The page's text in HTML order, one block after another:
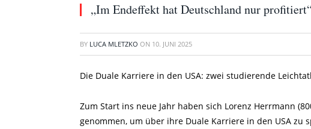
„Im Endeffekt hat Deutschland nur
BY LUCA MLETZKO ON 10. JUNI 2025
Die Duale Karriere in den USA: zwei studierende
Zum Start ins neue Jahr haben sich Lorenz Herrmann
genommen, um über ihre Duale Karriere in den USA zu